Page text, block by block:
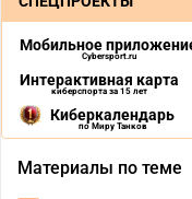
Мобильное
Cybersport.ru
Интерактивная карта
киберспорта за 15 лет
Киберкалендарь
по Миру Танков
Материалы по теме